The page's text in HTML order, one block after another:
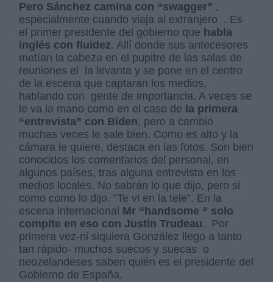
Pero Sánchez camina con “swagger” ,
especialmente cuando viaja al extranjero
. Es
el primer presidente del gobierno que habla
inglés con fluidez. Allí donde sus antecesores
metían la cabeza en el pupitre de las salas de
reuniones el
la levanta y se pone en el centro
de la escena que captaran los medios,
hablando con gente de importancia. A veces se
le va la mano como en el caso de la primera
“entrevista” con Biden, pero a cambio
muchas veces le sale bien. Como es alto y la
cámara le quiere, destaca en las fotos. Son bien
conocidos los comentarios del personal, en
algunos países, tras alguna entrevista en los
medios locales. No sabrán lo que dijo, pero si
como como lo dijo. ”Te vi en la tele”. En la
escena internacional Mr “ handsome “ solo
compite en eso con Justin Trudeau.
Por
primera vez-ni siquiera González llego a tanto
tan rápido- muchos suecos y suecas o
neozelandeses saben quién es el presidente del
Gobierno de España.